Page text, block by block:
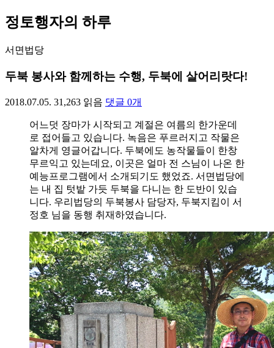
정토행자의 하루
서면법당
두북 봉사와 함께하는 수행, 두북에 살어리랏다!
2018.07.05. 31,263 읽음 댓글 0개
어느덧 장마가 시작되고 계절은 여름의 한가운데
로 접어들고 있습니다. 녹음은 푸르러지고 작물은
알차게 영글어갑니다. 두북에도 농작물들이 한창
무르익고 있는데요, 이곳은 얼마 전 스님이 나온 한
예능프로그램에서 소개되기도 했었죠. 서면법당에
는 내 집 텃밭 가듯 두북을 다니는 한 도반이 있습
니다. 우리법당의 두북봉사 담당자, 두북지킴이 서
정호 님을 동행 취재하였습니다.